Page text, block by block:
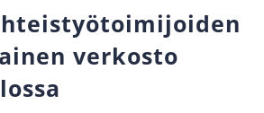
verkosto